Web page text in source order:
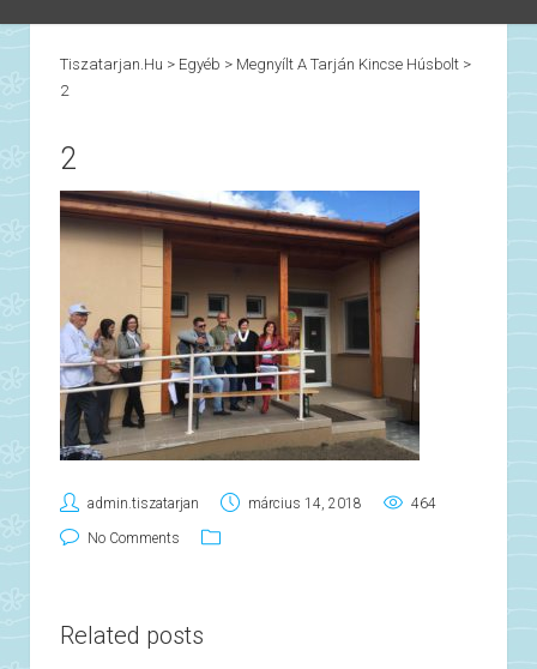
Tiszatarjan.hu > Egyéb > Megnyílt A Tarján Kincse Húsbolt >
2
2
admin.tiszatarjan március 14, 2018 464
No Comments
Related posts